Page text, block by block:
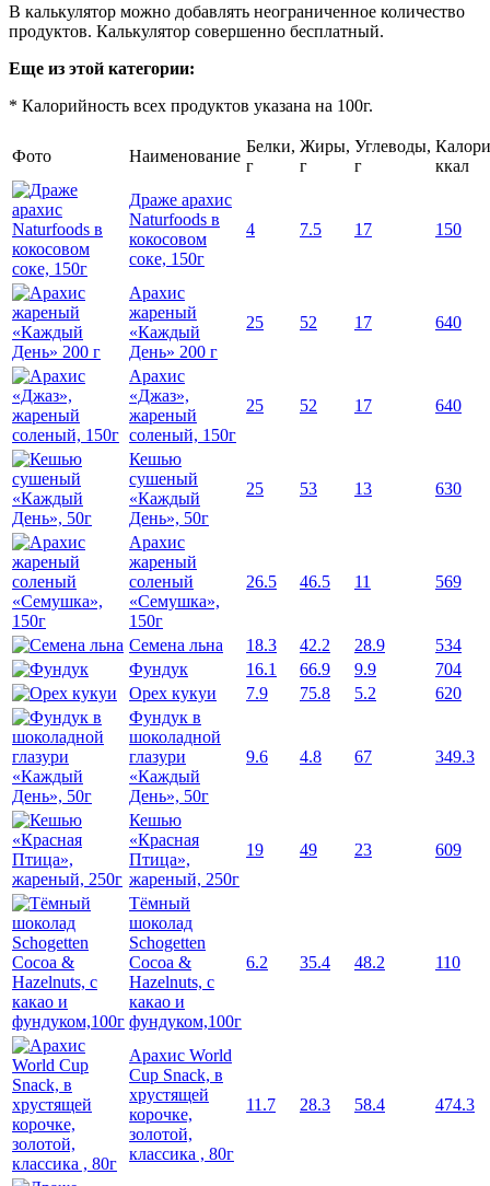
В калькулятор можно добавлять неограниченное количество
продуктов. Калькулятор совершенно бесплатный.
Еще из этой категории:
* Калорийность всех продуктов указана на 100г.
Фото Наименование
Белки,
г
Жиры,
г
Углеводы,
г
ккал
Драже арахис
Naturfoods в
кокосовом
соке, 150г
4 7.5 17 150
Арахис
жареный
«Каждый
День» 200 г
25 52 17 640
Арахис
«Джаз»,
жареный
соленый, 150г
25 52 17 640
Кешью
сушеный
«Каждый
День», 50г
25 53 13 630
Арахис
жареный
соленый
«Семушка»,
150г
26.5 46.5 11 569
Семена льна 18.3 42.2 28.9
534
Фундук
16.1 66.9 9.9
704
Орех кукуи
7.9 75.8 5.2
620
Фундук в
шоколадной
глазури
«Каждый
День», 50г
9.6 4.8 67 349.3
Кешью
«Красная
Птица»,
жареный, 250г
19 49 23 609
Тёмный
шоколад
Schogetten
Cocoa &
Hazelnuts, с
какао и
фундуком,100г
6.2 35.4 48.2 110
Арахис World
Cup Snack, в
хрустящей
корочке,
золотой,
классика , 80г
11.7 28.3 58.4 474.3